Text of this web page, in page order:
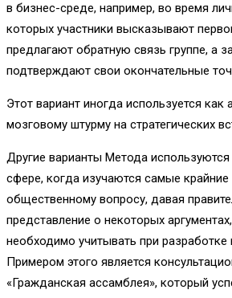
в бизнес-среде, например, во время
которых участники высказывают
предлагают обратную связь группе, а
подтверждают свои окончательные
Этот вариант иногда используется как
мозговому штурму на стратегических
Другие варианты Метода используются
сфере, когда изучаются самые
общественному вопросу, давая
представление о некоторых
необходимо учитывать при разработке
Примером этого является
«Гражданская ассамблея», который